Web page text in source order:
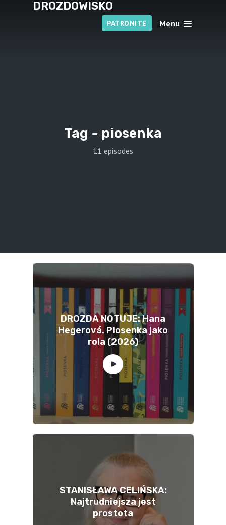
DROZDOWISKO
PATRONITE Menu
Tag - piosenka
11 episodes
DROZDA NOTUJE: Hana
Hegerová. Piosenka jako
rola (2026)
STANISŁAWA CELIŃSKA:
Najtrudniejsza jest
prostota